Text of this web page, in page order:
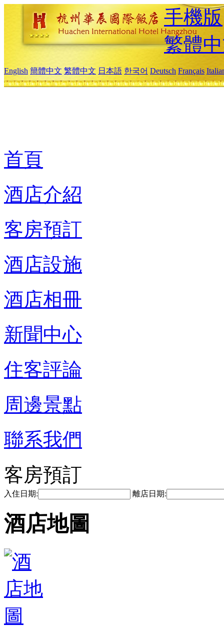
手機版
繁體
English 簡體中文 繁體中文 日本語 한국어 Deutsch Français
首頁
酒店介紹
客房預訂
酒店設施
酒店相冊
新聞中心
住客評論
周邊景點
聯系我們
客房預訂
入住日期: 離店日期:
酒店地圖